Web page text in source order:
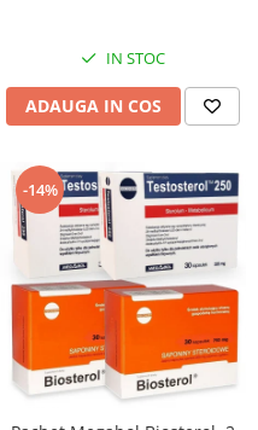
IN STOC
ADAUGA IN COS
-14%